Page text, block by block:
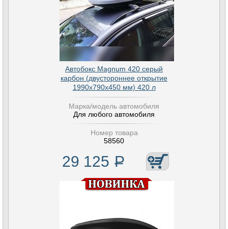
Автобокс Magnum 420 серый
карбон (двустороннее открытие
1990х790х450 мм) 420 л
Марка/модель автомобиля
Для любого автомобиля
Номер товара
58560
29 125 Р